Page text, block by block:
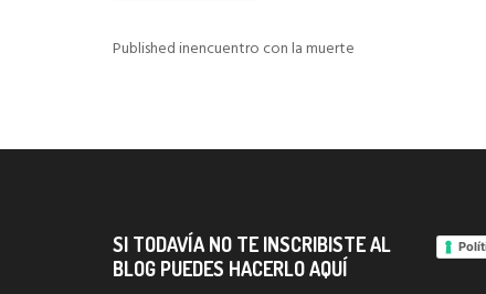
Navigazione
Published inencuentro con la muerte
SI TODAVÍA NO TE INSCRIBISTE AL
BLOG PUEDES HACERLO AQUÍ